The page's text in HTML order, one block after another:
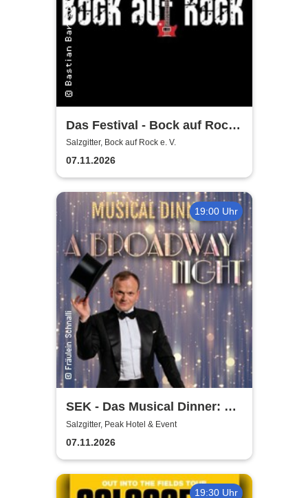
Das Festival - Bock auf Rock
gemeinnütziger e. V.
Salzgitter, Bock auf Rock e. V.
07.11.2026
19:00 Uhr
SEK - Das Musical Dinner: A
Broadway Night
Salzgitter, Peak Hotel & Event
07.11.2026
19:30 Uhr